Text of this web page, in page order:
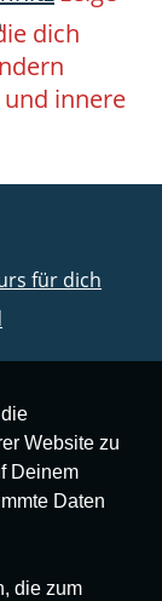
Website zu
Deinem
Daten
die zum
dich
innere
für dich